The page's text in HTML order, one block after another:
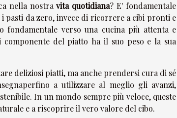
nella nostravita quotidiana? E' fondamentale
pasti da zero, invece di ricorrere a cibi pronti e
verso una cucina più attenta e
componente del piatto ha il suo peso e la sua
deliziosi piatti, ma anche prendersi cura di sé
a utilizzare al meglio gli avanzi,
In un mondo sempre più veloce, queste
e a riscoprire il vero valore del cibo.